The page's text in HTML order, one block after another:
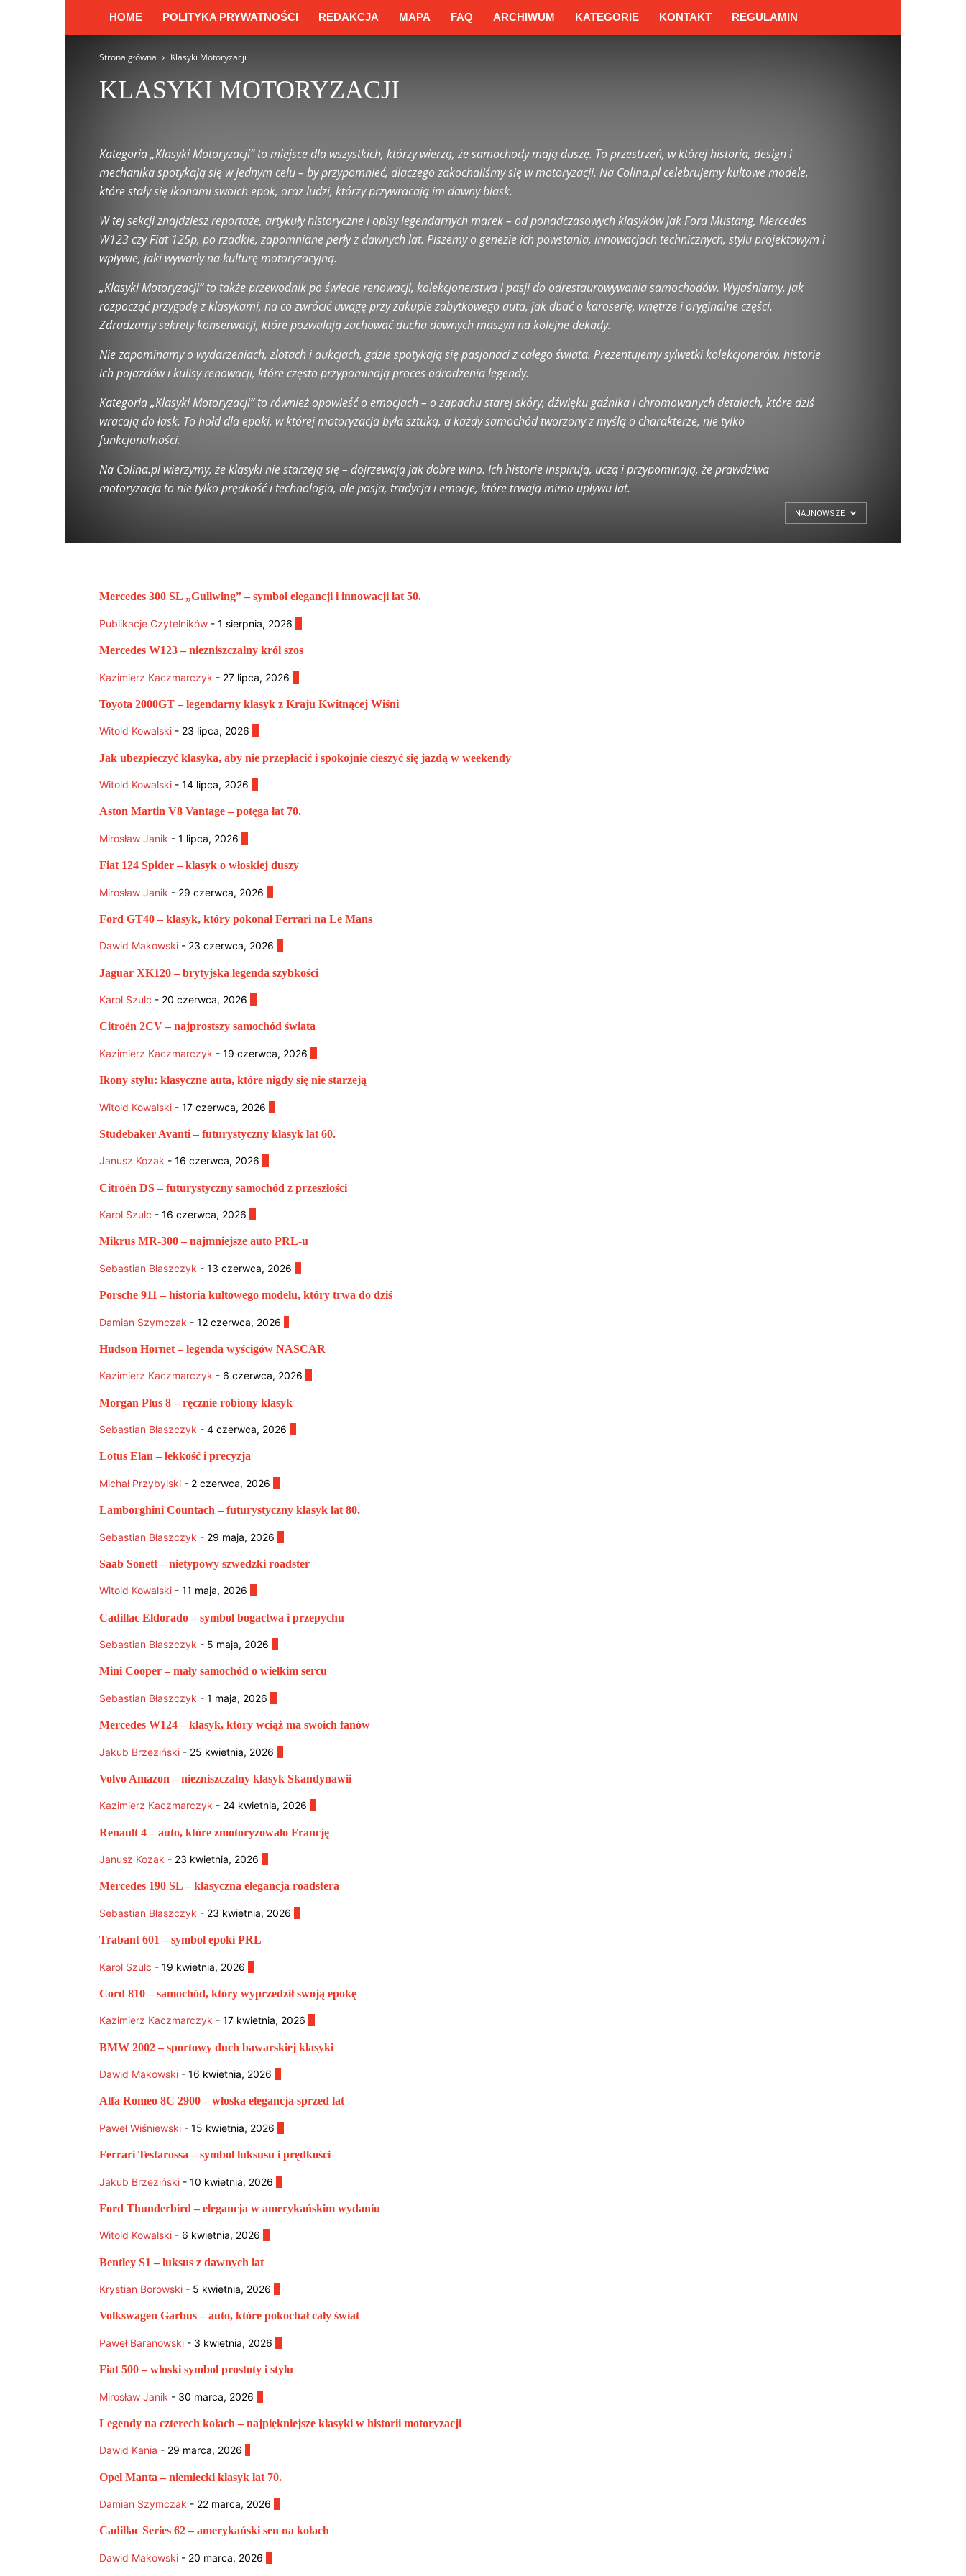
HOME POLITYKA PRYWATNOŚCI REDAKCJA MAPA FAQ ARCHIWUM KATEGORIE KONTAKT REGULAMIN
Strona główna Klasyki Motoryzacji
KLASYKI MOTORYZACJI
Fakty i Mity
Ferrari Floty i Samochody Służbowe Ford Historia motoryzacji Honda Hyundai Jaguar Jeep
Kia
Kierowcy
Klasyki Motoryzacji Kultura Samochodowa Kursy Lamborghini Land Rover Maserati Mazda
McLaren
Mercedes-Benz
Mitsubishi Motocyklowe Inspiracje Motoryzacja
Motoryzacja a Psychologia Kierowcy
Motoryzacja Kobiecym Okiem
Motoryzacja Przyszłości Nauka jazdy Nissan Nowe Technologie w Motoryzacji
Opony i Felgi
Peugeot Podróże Samochodem Porady motoryzacyjne Porównania Samochodów
Porsche
Pozostałe wpisy
Prawo drogowe
Pytania od czytelników
Rolls-Royce Samochody Elektryczne
Testy i Recenzje Samochodów
Toyota Tuning i Personalizacja Ubezpieczenia i Finansowanie Volkswagen
Volvo
Wywiady
Kategoria „Klasyki Motoryzacji” to miejsce dla wszystkich, którzy wierzą, że samochody mają duszę. To przestrzeń, w której historia, design i
mechanika spotykają się w jednym celu – by przypomnieć, dlaczego zakochaliśmy się w motoryzacji. Na Colina.pl celebrujemy kultowe modele,
które stały się ikonami swoich epok, oraz ludzi, którzy przywracają im dawny blask.
W tej sekcji znajdziesz reportaże, artykuły historyczne i opisy legendarnych marek – od ponadczasowych klasyków jak Ford Mustang, Mercedes
W123 czy Fiat 125p, po rzadkie, zapomniane perły z dawnych lat. Piszemy o genezie ich powstania, innowacjach technicznych, stylu projektowym i
wpływie, jaki wywarły na kulturę motoryzacyjną.
„Klasyki Motoryzacji” to także przewodnik po świecie renowacji, kolekcjonerstwa i pasji do odrestaurowywania samochodów. Wyjaśniamy, jak
rozpocząć przygodę z klasykami, na co zwrócić uwagę przy zakupie zabytkowego auta, jak dbać o karoserię, wnętrze i oryginalne części.
Zdradzamy sekrety konserwacji, które pozwalają zachować ducha dawnych maszyn na kolejne dekady.
Nie zapominamy o wydarzeniach, zlotach i aukcjach, gdzie spotykają się pasjonaci z całego świata. Prezentujemy sylwetki kolekcjonerów, historie
ich pojazdów i kulisy renowacji, które często przypominają proces odrodzenia legendy.
Kategoria „Klasyki Motoryzacji” to również opowieść o emocjach – o zapachu starej skóry, dźwięku gaźnika i chromowanych detalach, które dziś
wracają do łask. To hołd dla epoki, w której motoryzacja była sztuką, a każdy samochód tworzony z myślą o charakterze, nie tylko
funkcjonalności.
Na Colina.pl wierzymy, że klasyki nie starzeją się – dojrzewają jak dobre wino. Ich historie inspirują, uczą i przypominają, że prawdziwa
motoryzacja to nie tylko prędkość i technologia, ale pasja, tradycja i emocje, które trwają mimo upływu lat.
NAJNOWSZE
Mercedes 300 SL „Gullwing” – symbol elegancji i innowacji lat 50.
Publikacje Czytelników - 1 sierpnia, 2026
Mercedes W123 – niezniszczalny król szos
Kazimierz Kaczmarczyk - 27 lipca, 2026
Toyota 2000GT – legendarny klasyk z Kraju Kwitnącej Wiśni
Witold Kowalski - 23 lipca, 2026
Jak ubezpieczyć klasyka, aby nie przepłacić i spokojnie cieszyć się jazdą w weekendy
Witold Kowalski - 14 lipca, 2026
Aston Martin V8 Vantage – potęga lat 70.
Mirosław Janik - 1 lipca, 2026
Fiat 124 Spider – klasyk o włoskiej duszy
Mirosław Janik - 29 czerwca, 2026
Ford GT40 – klasyk, który pokonał Ferrari na Le Mans
Dawid Makowski - 23 czerwca, 2026
Jaguar XK120 – brytyjska legenda szybkości
Karol Szulc - 20 czerwca, 2026
Citroën 2CV – najprostszy samochód świata
Kazimierz Kaczmarczyk - 19 czerwca, 2026
Ikony stylu: klasyczne auta, które nigdy się nie starzeją
Witold Kowalski - 17 czerwca, 2026
Studebaker Avanti – futurystyczny klasyk lat 60.
Janusz Kozak - 16 czerwca, 2026
Citroën DS – futurystyczny samochód z przeszłości
Karol Szulc - 16 czerwca, 2026
Mikrus MR-300 – najmniejsze auto PRL-u
Sebastian Błaszczyk - 13 czerwca, 2026
Porsche 911 – historia kultowego modelu, który trwa do dziś
Damian Szymczak - 12 czerwca, 2026
Hudson Hornet – legenda wyścigów NASCAR
Kazimierz Kaczmarczyk - 6 czerwca, 2026
Morgan Plus 8 – ręcznie robiony klasyk
Sebastian Błaszczyk - 4 czerwca, 2026
Lotus Elan – lekkość i precyzja
Michał Przybylski - 2 czerwca, 2026
Lamborghini Countach – futurystyczny klasyk lat 80.
Sebastian Błaszczyk - 29 maja, 2026
Saab Sonett – nietypowy szwedzki roadster
Witold Kowalski - 11 maja, 2026
Cadillac Eldorado – symbol bogactwa i przepychu
Sebastian Błaszczyk - 5 maja, 2026
Mini Cooper – mały samochód o wielkim sercu
Sebastian Błaszczyk - 1 maja, 2026
Mercedes W124 – klasyk, który wciąż ma swoich fanów
Jakub Brzeziński - 25 kwietnia, 2026
Volvo Amazon – niezniszczalny klasyk Skandynawii
Kazimierz Kaczmarczyk - 24 kwietnia, 2026
Renault 4 – auto, które zmotoryzowało Francję
Janusz Kozak - 23 kwietnia, 2026
Mercedes 190 SL – klasyczna elegancja roadstera
Sebastian Błaszczyk - 23 kwietnia, 2026
Trabant 601 – symbol epoki PRL
Karol Szulc - 19 kwietnia, 2026
Cord 810 – samochód, który wyprzedził swoją epokę
Kazimierz Kaczmarczyk - 17 kwietnia, 2026
BMW 2002 – sportowy duch bawarskiej klasyki
Dawid Makowski - 16 kwietnia, 2026
Alfa Romeo 8C 2900 – włoska elegancja sprzed lat
Paweł Wiśniewski - 15 kwietnia, 2026
Ferrari Testarossa – symbol luksusu i prędkości
Jakub Brzeziński - 10 kwietnia, 2026
Ford Thunderbird – elegancja w amerykańskim wydaniu
Witold Kowalski - 6 kwietnia, 2026
Bentley S1 – luksus z dawnych lat
Krystian Borowski - 5 kwietnia, 2026
Volkswagen Garbus – auto, które pokochał cały świat
Paweł Baranowski - 3 kwietnia, 2026
Fiat 500 – włoski symbol prostoty i stylu
Mirosław Janik - 30 marca, 2026
Legendy na czterech kołach – najpiękniejsze klasyki w historii motoryzacji
Dawid Kania - 29 marca, 2026
Opel Manta – niemiecki klasyk lat 70.
Damian Szymczak - 22 marca, 2026
Cadillac Series 62 – amerykański sen na kołach
Dawid Makowski - 20 marca, 2026